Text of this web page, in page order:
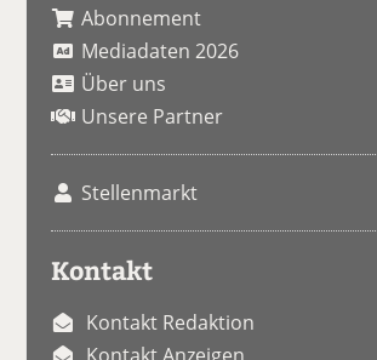
Abonnement
Mediadaten 2026
Über uns
Unsere Partner
Stellenmarkt
Kontakt
Kontakt Redaktion
Kontakt Anzeigen